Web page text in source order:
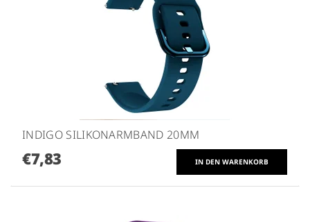
INDIGO SILIKONARMBAND 20MM
€7,83